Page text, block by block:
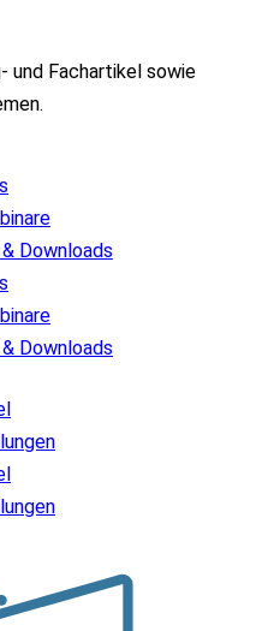
und Fachartikel sowie
.
Downloads
Downloads